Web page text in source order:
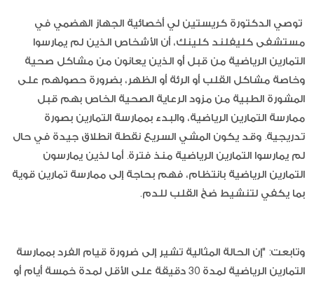
توصي الدكتورة كريستين لي أخصائية الجهاز الهضمي في
مستشفى كليفلند كلينك، أن الأشخاص الذين لم يمارسوا
التمارين الرياضية من قبل أو الذين يعانون من مشاكل صحية
وخاصة مشاكل القلب أو الرئة أو الظهر، بضرورة حصولهم على
المشورة الطبية من مزود الرعاية الصحية الخاص بهم قبل
ممارسة التمارين الرياضية، والبدء بممارسة التمارين بصورة
تدريجية. وقد يكون المشي السريع نقطة انطلاق جيدة في حال
لم يمارسوا التمارين الرياضية منذ فترة. أما لذين يمارسون
التمارين الرياضية بانتظام، فهم بحاجة إلى ممارسة تمارين قوية
بما يكفي لتنشيط ضخ القلب للدم.
وتابعت: "إن الحالة المثالية تشير إلى ضرورة قيام الفرد بممارسة
التمارين الرياضية لمدة 30 دقيقة على الأقل لمدة خمسة أيام أو